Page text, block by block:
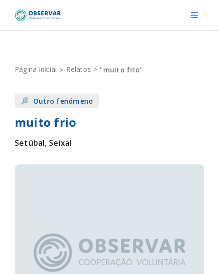
content
Toggle
EVENTOS
DEFINIÇÕES
F.A.Q.
Página inicial Relatos "muito frio"
Outro fenómeno
muito frio
Setúbal, Seixal